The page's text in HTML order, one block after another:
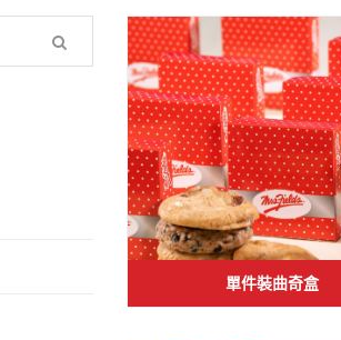
單件裝曲奇盒